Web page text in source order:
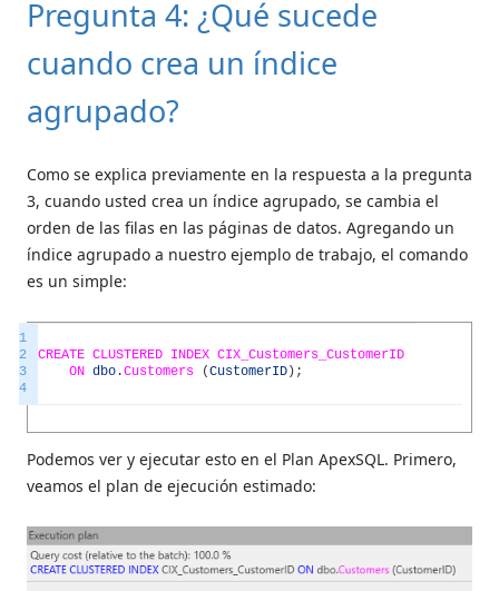
Pregunta 4: ¿Qué sucede
cuando crea un índice
agrupado?
Como se explica previamente en la respuesta a la pregunta
3, cuando usted crea un índice agrupado, se cambia el
orden de las filas en las páginas de datos. Agregando un
índice agrupado a nuestro ejemplo de trabajo, el comando
es un simple:
1
2
3
4
CREATE CLUSTERED INDEX CIX_Customers_CustomerID
ON dbo .Customers (CustomerID ) ;
Podemos ver y ejecutar esto en el Plan ApexSQL. Primero,
veamos el plan de ejecución estimado: